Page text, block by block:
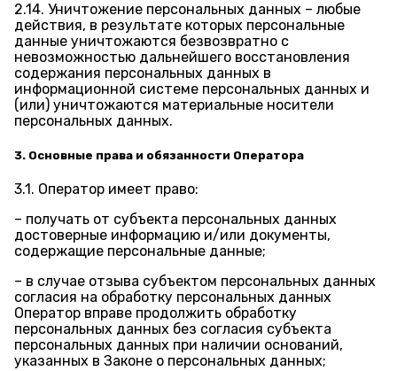
2.14. Уничтожение персональных данных – любые
действия, в результате которых персональные
данные уничтожаются безвозвратно с
невозможностью дальнейшего восстановления
содержания персональных данных в
информационной системе персональных данных и
(или) уничтожаются материальные носители
персональных данных.
3. Основные права и обязанности Оператора
3.1. Оператор имеет право:
– получать от субъекта персональных данных
достоверные информацию и/или документы,
содержащие персональные данные;
– в случае отзыва субъектом персональных данных
согласия на обработку персональных данных
Оператор вправе продолжить обработку
персональных данных без согласия субъекта
персональных данных при наличии оснований,
указанных в Законе о персональных данных;